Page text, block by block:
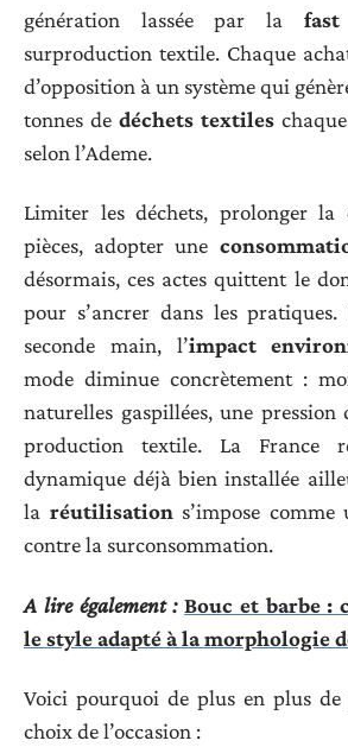
génération lassée par la
surproduction textile. Chaque
d’opposition à un système qui
tonnes de déchets textiles
selon l’Ademe.
Limiter les déchets, prolonger la
pièces, adopter une
désormais, ces actes quittent le
pour s’ancrer dans les
seconde main, l’impact
mode diminue concrètement :
naturelles gaspillées, une pression
production textile. La France
dynamique déjà bien installée
la réutilisations’impose comme
contre la surconsommation.
A lire également : Bouc et barbe :
le style adapté à la morphologie
Voici pourquoi de plus en plus de
choix de l’occasion :